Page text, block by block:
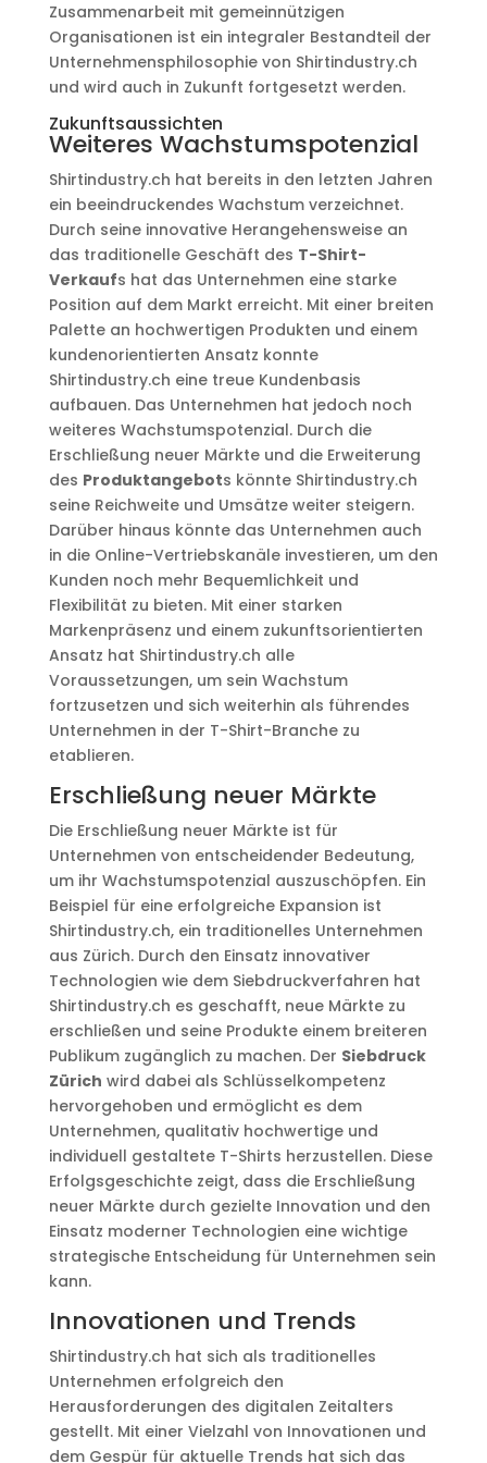
Zusammenarbeit mit gemeinnützigen
Organisationen ist ein integraler Bestandteil der
Unternehmensphilosophie von Shirtindustry.ch
und wird auch in Zukunft fortgesetzt werden.
Zukunftsaussichten
Weiteres Wachstumspotenzial
Shirtindustry.ch hat bereits in den letzten Jahren
ein beeindruckendes Wachstum verzeichnet.
Durch seine innovative Herangehensweise an
das traditionelle Geschäft des T-Shirt-
Verkaufs hat das Unternehmen eine starke
Position auf dem Markt erreicht. Mit einer breiten
Palette an hochwertigen Produkten und einem
kundenorientierten Ansatz konnte
Shirtindustry.ch eine treue Kundenbasis
aufbauen. Das Unternehmen hat jedoch noch
weiteres Wachstumspotenzial. Durch die
Erschließung neuer Märkte und die Erweiterung
des Produktangebots könnte Shirtindustry.ch
seine Reichweite und Umsätze weiter steigern.
Darüber hinaus könnte das Unternehmen auch
in die Online-Vertriebskanäle investieren, um den
Kunden noch mehr Bequemlichkeit und
Flexibilität zu bieten. Mit einer starken
Markenpräsenz und einem zukunftsorientierten
Ansatz hat Shirtindustry.ch alle
Voraussetzungen, um sein Wachstum
fortzusetzen und sich weiterhin als führendes
Unternehmen in der T-Shirt-Branche zu
etablieren.
Erschließung neuer Märkte
Die Erschließung neuer Märkte ist für
Unternehmen von entscheidender Bedeutung,
um ihr Wachstumspotenzial auszuschöpfen. Ein
Beispiel für eine erfolgreiche Expansion ist
Shirtindustry.ch, ein traditionelles Unternehmen
aus Zürich. Durch den Einsatz innovativer
Technologien wie dem Siebdruckverfahren hat
Shirtindustry.ch es geschafft, neue Märkte zu
erschließen und seine Produkte einem breiteren
Publikum zugänglich zu machen. Der Siebdruck
Zürich wird dabei als Schlüsselkompetenz
hervorgehoben und ermöglicht es dem
Unternehmen, qualitativ hochwertige und
individuell gestaltete T-Shirts herzustellen. Diese
Erfolgsgeschichte zeigt, dass die Erschließung
neuer Märkte durch gezielte Innovation und den
Einsatz moderner Technologien eine wichtige
strategische Entscheidung für Unternehmen sein
kann.
Innovationen und Trends
Shirtindustry.ch hat sich als traditionelles
Unternehmen erfolgreich den
Herausforderungen des digitalen Zeitalters
gestellt. Mit einer Vielzahl von Innovationen und
dem Gespür für aktuelle Trends hat sich das